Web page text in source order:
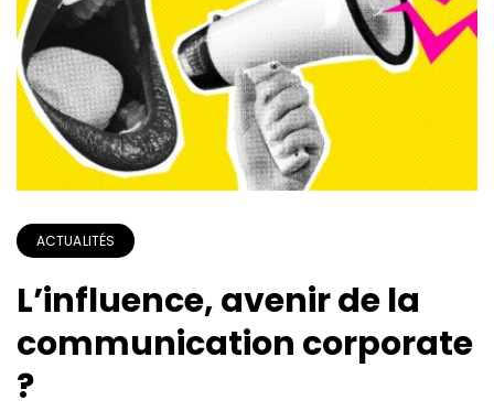
ACTUALITÉS
L’influence, avenir de la
communication corporate
?